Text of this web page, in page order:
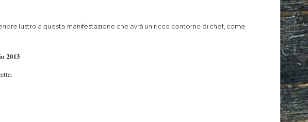
lustro a questa manifestazione che avrà un ricco contorno di chef, come
2013